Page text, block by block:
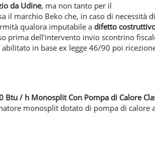
da Udine, ma non tanto per il
il marchio Beko che, in caso di necessità di
qualora imputabile a difetto
prima dell'intervento invio scontrino
in base ex legge 46/90 poi
Btu / h Monosplit Con Pompa di Calore
monosplit dotato di pompa di calore